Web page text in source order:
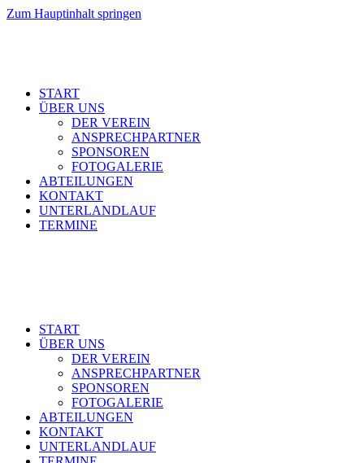
Zum Hauptinhalt springen
ANSPRECHPARTNER
SPONSOREN
FOTOGALERIE
ABTEILUNGEN
KONTAKT
UNTERLANDLAUF
TERMINE
ANSPRECHPARTNER
SPONSOREN
FOTOGALERIE
ABTEILUNGEN
KONTAKT
UNTERLANDLAUF
TERMINE